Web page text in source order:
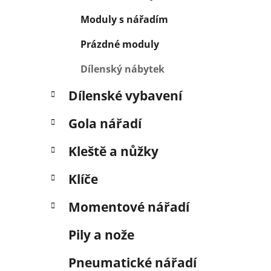
Moduly s nářadím
Prázdné moduly
Dílenský nábytek
Dílenské vybavení
Gola nářadí
Kleště a nůžky
Klíče
Momentové nářadí
Pily a nože
Pneumatické nářadí